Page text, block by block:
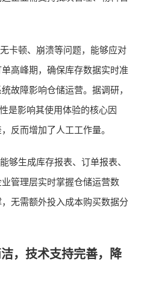
卡顿、崩溃等问题，能够应对
高峰期，确保库存数据实时准
故障影响仓储运营。据调研，
是影响其使用体验的核心因
反而增加了人工工作量。
够生成库存报表、订单报表、
管理层实时掌握仓储运营数
无需额外投入成本购买数据分
，技术支持完善，降